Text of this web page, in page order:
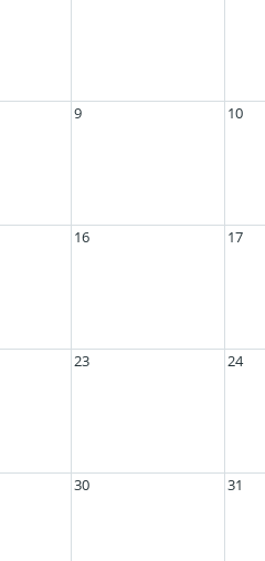
9 10
16 17
23 24
30 31